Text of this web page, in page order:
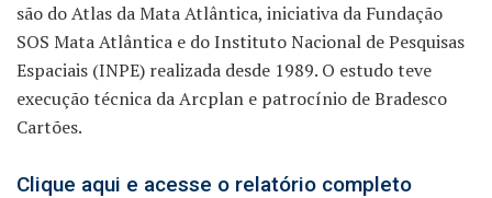
são do Atlas da Mata Atlântica, iniciativa da Fundação
SOS Mata Atlântica e do Instituto Nacional de Pesquisas
Espaciais (INPE) realizada desde 1989. O estudo teve
execução técnica da Arcplan e patrocínio de Bradesco
Cartões.
Clique aqui e acesse o relatório completo